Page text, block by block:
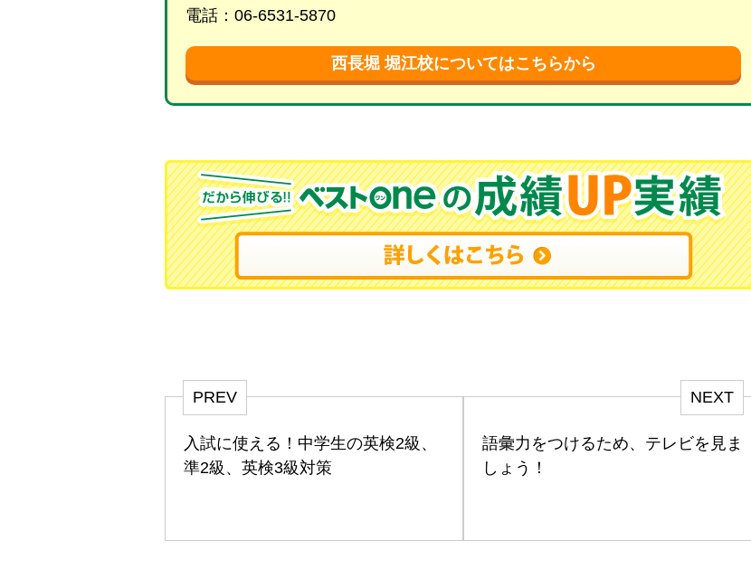
電話：06-6531-5870
西長堀 堀江校についてはこちらから
PREV
入試に使える！中学生の英検2級、
準2級、英検3級対策
NEXT
語彙力をつけるため、テレビを見ま
しょう！